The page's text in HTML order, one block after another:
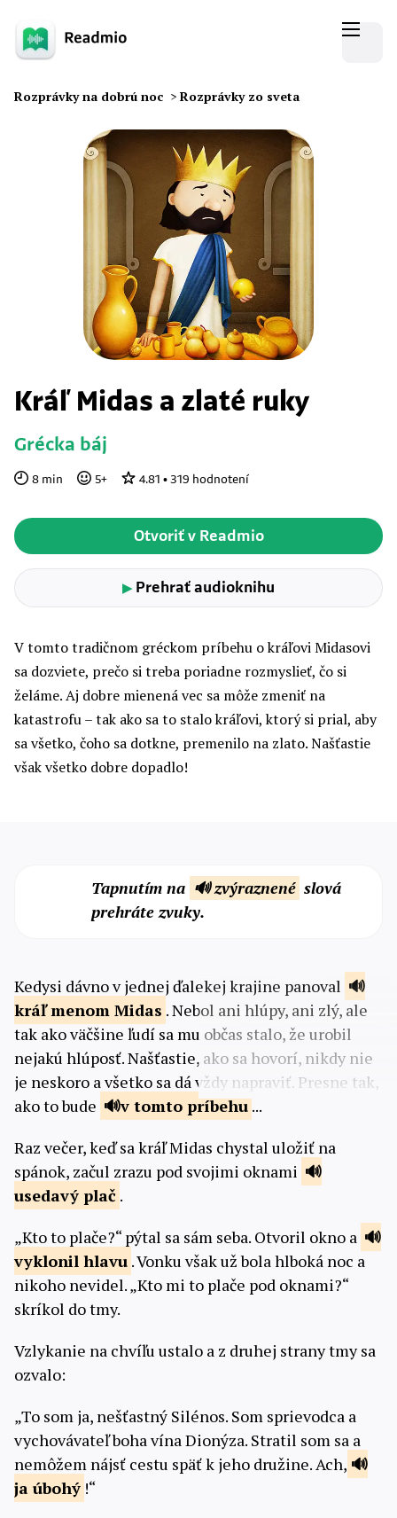
Rozprávky na dobrú noc > Rozprávky zo sveta
Kráľ Midas a zlaté ruky
Grécka báj
8 min 5+ 4.81 • 319 hodnotení
Otvoriť v Readmio
▶Prehrať audioknihu
V tomto tradičnom gréckom príbehu o kráľovi Midasovi
sa dozviete, prečo si treba poriadne rozmyslieť, čo si
želáme. Aj dobre mienená vec sa môže zmeniť na
katastrofu – tak ako sa to stalo kráľovi, ktorý si prial, aby
sa všetko, čoho sa dotkne, premenilo na zlato. Našťastie
však všetko dobre dopadlo!
Tapnutím na 🔊 zvýraznené slová
prehráte zvuky.
Kedysi dávno v jednej ďalekej krajine panoval
kráľ menom Midas . Nebol ani hlúpy, ani zlý, ale
tak ako väčšine ľudí sa mu občas stalo, že urobil
nejakú hlúposť. Našťastie, ako sa hovorí, nikdy nie
je neskoro a všetko sa dá vždy napraviť. Presne tak,
ako to bude
v tomto príbehu ...
Raz večer, keď sa kráľ Midas chystal uložiť na
spánok, začul zrazu pod svojimi oknami
usedavý plač .
„Kto to plače?“ pýtal sa sám seba. Otvoril okno a
vyklonil hlavu . Vonku však už bola hlboká noc a
nikoho nevidel. „Kto mi to plače pod oknami?“
skríkol do tmy.
Vzlykanie na chvíľu ustalo a z druhej strany tmy sa
ozvalo:
„To som ja, nešťastný Silénos. Som sprievodca a
vychovávateľ boha vína Dionýza. Stratil som sa a
nemôžem nájsť cestu späť k jeho družine. Ach,
ja úbohý !“